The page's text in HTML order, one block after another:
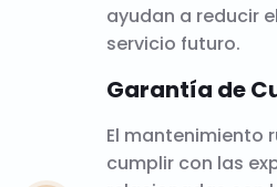
ayudan a reducir
servicio futuro.
Garantía de
El mantenimiento
cumplir con las